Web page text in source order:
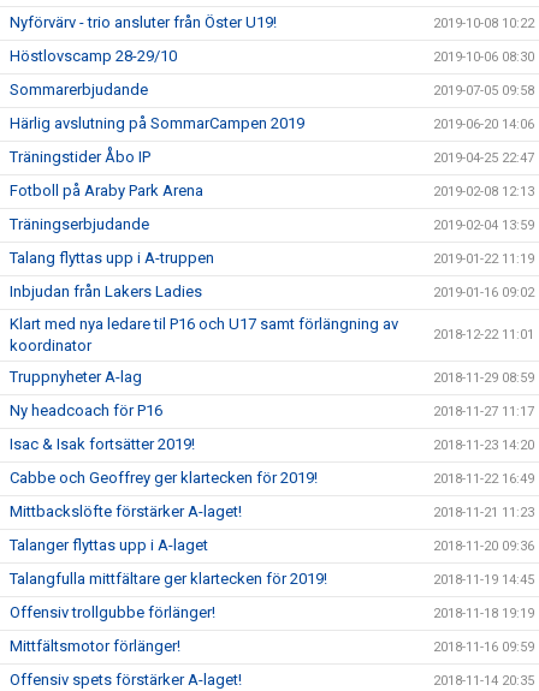
Nyförvärv - trio ansluter från Öster U19! 2019-10-08 10:22
Höstlovscamp 28-29/10 2019-10-06 08:30
Sommarerbjudande 2019-07-05 09:58
Härlig avslutning på SommarCampen 2019 2019-06-20 14:06
Träningstider Åbo IP 2019-04-25 22:47
Fotboll på Araby Park Arena 2019-02-08 12:13
Träningserbjudande 2019-02-04 13:59
Talang flyttas upp i A-truppen 2019-01-22 11:19
Inbjudan från Lakers Ladies 2019-01-16 09:02
Klart med nya ledare til P16 och U17 samt förlängning av
koordinator
2018-12-22 11:01
Truppnyheter A-lag 2018-11-29 08:59
Ny headcoach för P16 2018-11-27 11:17
Isac & Isak fortsätter 2019! 2018-11-23 14:20
Cabbe och Geoffrey ger klartecken för 2019! 2018-11-22 16:49
Mittbackslöfte förstärker A-laget! 2018-11-21 11:23
Talanger flyttas upp i A-laget 2018-11-20 09:36
Talangfulla mittfältare ger klartecken för 2019! 2018-11-19 14:45
Offensiv trollgubbe förlänger! 2018-11-18 19:19
Mittfältsmotor förlänger! 2018-11-16 09:59
Offensiv spets förstärker A-laget! 2018-11-14 20:35